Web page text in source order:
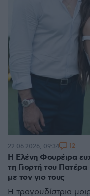
Η Ελένη Φουρέιρα
τη Γιορτή του
με τον γιο τους
Η τραγουδίστρια
22.06.2026, 09:34 12